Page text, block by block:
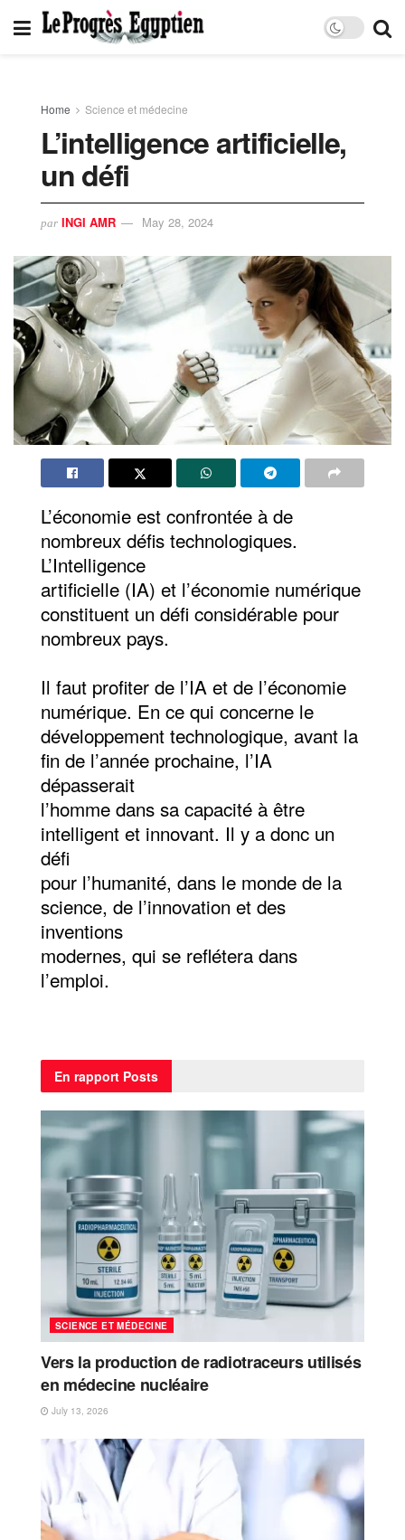
Home Science et médecine
L’intelligence artificielle,
un défi
par INGI AMR May 28, 2024
L’économie est confrontée à de
nombreux défis technologiques.
L’Intelligence
artificielle (IA) et l’économie numérique
constituent un défi considérable pour
nombreux pays.
Il faut profiter de l’IA et de l’économie
numérique. En ce qui concerne le
développement technologique, avant la
fin de l’année prochaine, l’IA
dépasserait
l’homme dans sa capacité à être
intelligent et innovant. Il y a donc un
défi
pour l’humanité, dans le monde de la
science, de l’innovation et des
inventions
modernes, qui se reflétera dans
l’emploi.
En rapport Posts
SCIENCE ET MÉDECINE
Vers la production de radiotraceurs utilisés
en médecine nucléaire
July 13, 2026